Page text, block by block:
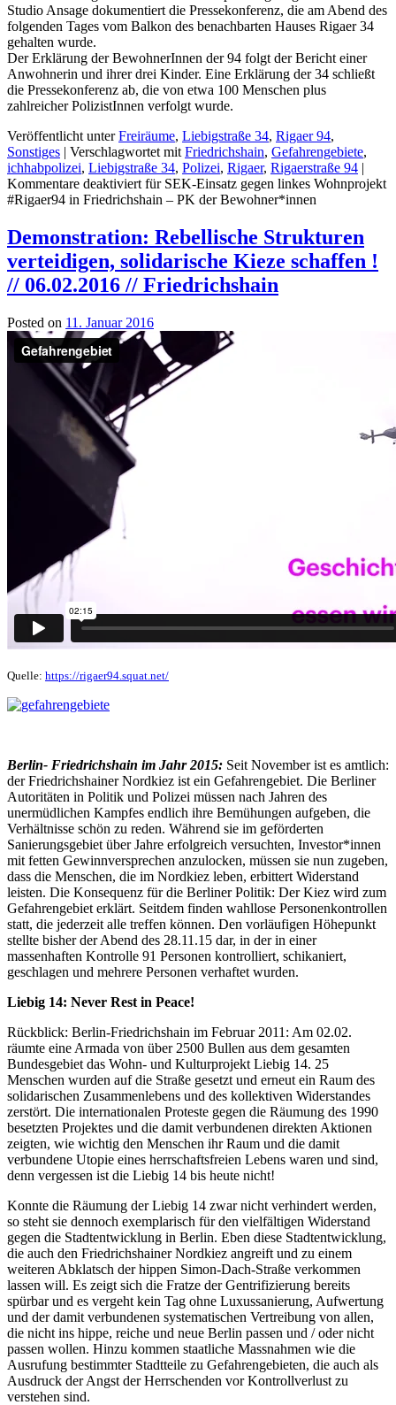
Studio Ansage dokumentiert die Pressekonferenz, die am Abend des
folgenden Tages vom Balkon des benachbarten Hauses Rigaer 34
gehalten wurde.
Der Erklärung der BewohnerInnen der 94 folgt der Bericht einer
Anwohnerin und ihrer drei Kinder. Eine Erklärung der 34 schließt
die Pressekonferenz ab, die von etwa 100 Menschen plus
zahlreicher PolizistInnen verfolgt wurde.
Veröffentlicht unter Freiräume, Liebigstraße 34, Rigaer 94,
Sonstiges | Verschlagwortet mit Friedrichshain, Gefahrengebiete,
ichhabpolizei, Liebigstraße 34, Polizei, Rigaer, Rigaerstraße 94 |
Kommentare deaktiviert für SEK-Einsatz gegen linkes Wohnprojekt
#Rigaer94 in Friedrichshain – PK der Bewohner*innen
Demonstration: Rebellische Strukturen
verteidigen, solidarische Kieze schaffen !
// 06.02.2016 // Friedrichshain
Posted on 11. Januar 2016
Quelle: https://rigaer94.squat.net/
Berlin- Friedrichshain im Jahr 2015: Seit November ist es amtlich:
der Friedrichshainer Nordkiez ist ein Gefahrengebiet. Die Berliner
Autoritäten in Politik und Polizei müssen nach Jahren des
unermüdlichen Kampfes endlich ihre Bemühungen aufgeben, die
Verhältnisse schön zu reden. Während sie im geförderten
Sanierungsgebiet über Jahre erfolgreich versuchten, Investor*innen
mit fetten Gewinnversprechen anzulocken, müssen sie nun zugeben,
dass die Menschen, die im Nordkiez leben, erbittert Widerstand
leisten. Die Konsequenz für die Berliner Politik: Der Kiez wird zum
Gefahrengebiet erklärt. Seitdem finden wahllose Personenkontrollen
statt, die jederzeit alle treffen können. Den vorläufigen Höhepunkt
stellte bisher der Abend des 28.11.15 dar, in der in einer
massenhaften Kontrolle 91 Personen kontrolliert, schikaniert,
geschlagen und mehrere Personen verhaftet wurden.
Liebig 14: Never Rest in Peace!
Rückblick: Berlin-Friedrichshain im Februar 2011: Am 02.02.
räumte eine Armada von über 2500 Bullen aus dem gesamten
Bundesgebiet das Wohn- und Kulturprojekt Liebig 14. 25
Menschen wurden auf die Straße gesetzt und erneut ein Raum des
solidarischen Zusammenlebens und des kollektiven Widerstandes
zerstört. Die internationalen Proteste gegen die Räumung des 1990
besetzten Projektes und die damit verbundenen direkten Aktionen
zeigten, wie wichtig den Menschen ihr Raum und die damit
verbundene Utopie eines herrschaftsfreien Lebens waren und sind,
denn vergessen ist die Liebig 14 bis heute nicht!
Konnte die Räumung der Liebig 14 zwar nicht verhindert werden,
so steht sie dennoch exemplarisch für den vielfältigen Widerstand
gegen die Stadtentwicklung in Berlin. Eben diese Stadtentwicklung,
die auch den Friedrichshainer Nordkiez angreift und zu einem
weiteren Abklatsch der hippen Simon-Dach-Straße verkommen
lassen will. Es zeigt sich die Fratze der Gentrifizierung bereits
spürbar und es vergeht kein Tag ohne Luxussanierung, Aufwertung
und der damit verbundenen systematischen Vertreibung von allen,
die nicht ins hippe, reiche und neue Berlin passen und / oder nicht
passen wollen. Hinzu kommen staatliche Massnahmen wie die
Ausrufung bestimmter Stadtteile zu Gefahrengebieten, die auch als
Ausdruck der Angst der Herrschenden vor Kontrollverlust zu
verstehen sind.